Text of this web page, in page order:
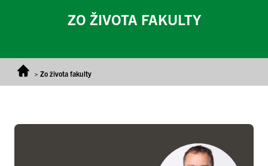
ZO ŽIVOTA FAKULTY
> Zo života fakulty